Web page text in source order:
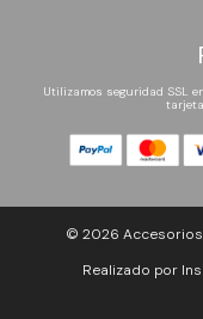
Utilizamos seguridad SSL
© 2026
Realizado por